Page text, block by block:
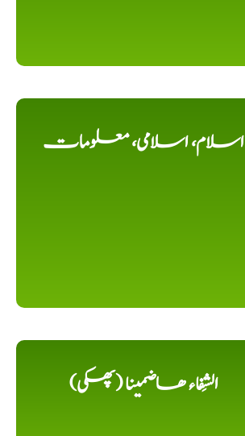
اسلام، اسلامی، معلومات
الشِفاء ھاضمینا (پھکی)